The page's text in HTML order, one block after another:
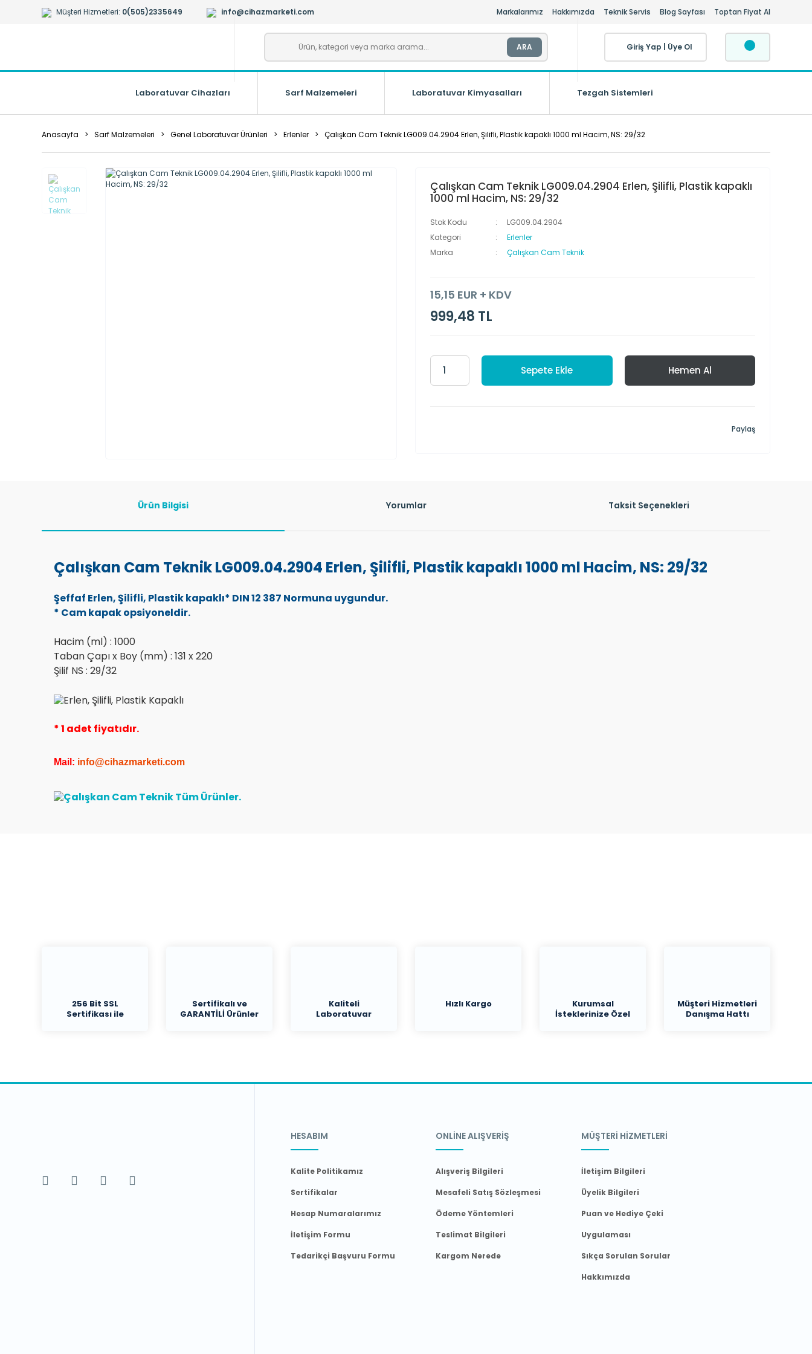
Müşteri Hizmetleri: 0(505)2335649 info@cihazmarketi.com Markalarımız Hakkımızda Teknik Servis Blog Sayfası Toptan Fiyat Al
ARA Giriş Yap Üye Ol
Laboratuvar Cihazları Sarf Malzemeleri Laboratuvar Kimyasalları Tezgah Sistemleri
Anasayfa Sarf Malzemeleri Genel Laboratuvar Ürünleri Erlenler Çalışkan Cam Teknik LG009.04.2904 Erlen, Şilifli, Plastik kapaklı 1000 ml Hacim, NS: 29/32
Çalışkan Cam Teknik LG009.04.2904 Erlen, Şilifli, Plastik kapaklı
1000 ml Hacim, NS: 29/32
Stok Kodu
LG009.04.2904
Kategori
Erlenler
Marka
Çalışkan Cam Teknik
15,15 EUR + KDV
999,48 TL
Sepete Ekle Hemen Al
Paylaş
Ürün Bilgisi Yorumlar Taksit Seçenekleri
Çalışkan Cam Teknik LG009.04.2904 Erlen, Şilifli, Plastik kapaklı 1000 ml Hacim, NS: 29/32
Şeffaf Erlen, Şilifli, Plastik kapaklı* DIN 12 387 Normuna uygundur.
* Cam kapak opsiyoneldir.
Hacim (ml) : 1000
Taban Çapı x Boy (mm) : 131 x 220
Şilif NS : 29/32
* 1 adet fiyatıdır.
Mail: info@cihazmarketi.com
256 Bit SSL
Sertifikası ile
Sertifikalı ve
GARANTİLİ Ürünler
Kaliteli
Laboratuvar
Hızlı Kargo
Kurumsal
İsteklerinize Özel
Müşteri Hizmetleri
Danışma Hattı
HESABIM
Kalite Politikamız
Sertifikalar
Hesap Numaralarımız
İletişim Formu
Tedarikçi Başvuru Formu
ONLİNE ALIŞVERİŞ
Alışveriş Bilgileri
Mesafeli Satış Sözleşmesi
Ödeme Yöntemleri
Teslimat Bilgileri
Kargom Nerede
MÜŞTERİ HİZMETLERİ
İletişim Bilgileri
Üyelik Bilgileri
Puan ve Hediye Çeki
Uygulaması
Sıkça Sorulan Sorular
Hakkımızda